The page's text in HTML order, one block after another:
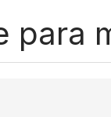
para